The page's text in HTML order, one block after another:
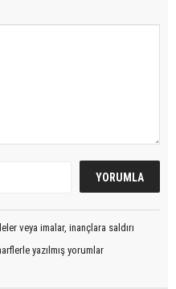
veya imalar, inançlara saldırı
yazılmış yorumlar